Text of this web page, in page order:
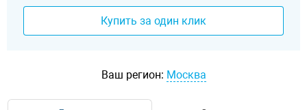
Купить за один клик
Ваш регион: Москва